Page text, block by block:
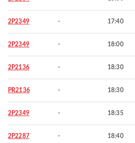
2P2349 - 17:40
2P2349 - 18:00
2P2136 - 18:30
PR2136 - 18:30
2P2349 - 18:35
2P2287 - 18:40